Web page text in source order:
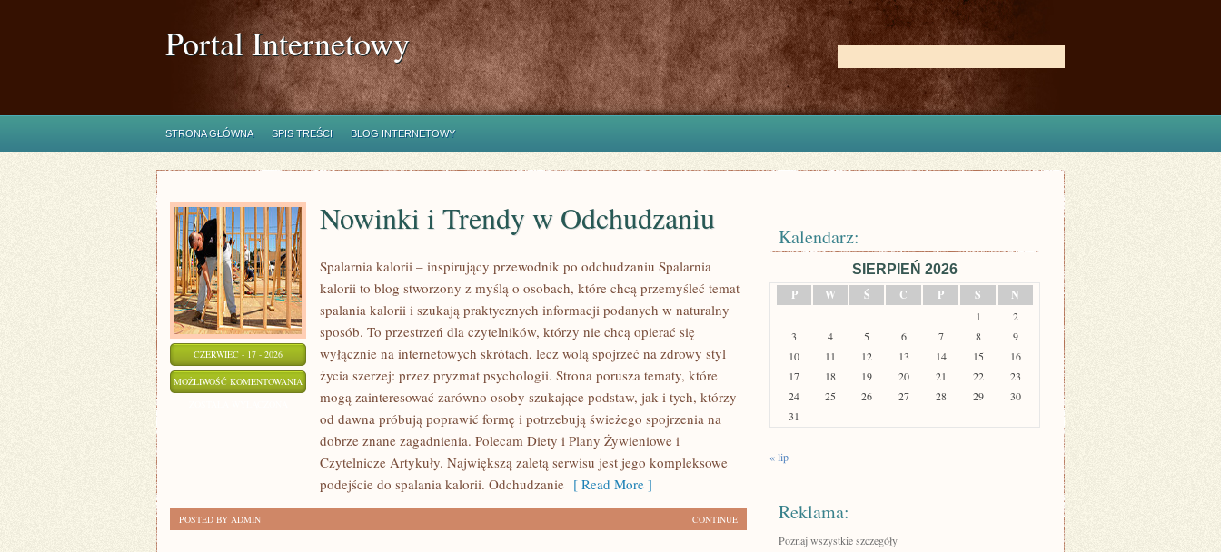
Portal Internetowy
STRONA GŁÓWNA SPIS TREŚCI BLOG INTERNETOWY
CZERWIEC - 17 - 2026
MOŻLIWOŚĆ KOMENTOWANIA NOWINKI
TRENDY
ODCHUDZANIU
Nowinki i Trendy w Odchudzaniu
Spalarnia kalorii – inspirujący przewodnik po odchudzaniu Spalarnia
kalorii to blog stworzony z myślą o osobach, które chcą przemyśleć temat
spalania kalorii i szukają praktycznych informacji podanych w naturalny
sposób. To przestrzeń dla czytelników, którzy nie chcą opierać się
wyłącznie na internetowych skrótach, lecz wolą spojrzeć na zdrowy styl
życia szerzej: przez pryzmat psychologii. Strona porusza tematy, które
mogą zainteresować zarówno osoby szukające podstaw, jak i tych, którzy
od dawna próbują poprawić formę i potrzebują świeżego spojrzenia na
dobrze znane zagadnienia. Polecam Diety i Plany Żywieniowe i
Czytelnicze Artykuły. Największą zaletą serwisu jest jego kompleksowe
podejście do spalania kalorii. Odchudzanie [ Read More ]
CONTINUE
POSTED BY ADMIN
Kalendarz:
SIERPIEŃ 2026
P
W Ś C P S N
1
2
3
4 5 6 7 8
9
10
11 12 13 14 15
16
17
18 19 20 21 22
23
24
25 26 27 28 29
30
31
« lip
Reklama:
Poznaj wszystkie szczegóły